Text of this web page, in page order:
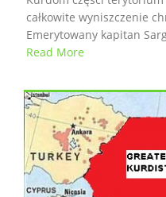
całkowite wyniszczenie
Emerytowany kapitan
Read More